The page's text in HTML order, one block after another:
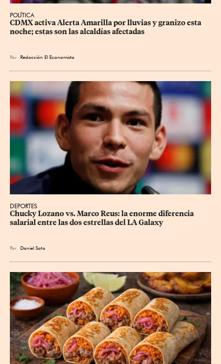
POLÍTICA
CDMX activa Alerta Amarilla por lluvias y granizo esta
noche; estas son las alcaldías afectadas
Por Redacción El Economista
DEPORTES
Chucky Lozano vs. Marco Reus: la enorme diferencia
salarial entre las dos estrellas del LA Galaxy
Por Daniel Soto